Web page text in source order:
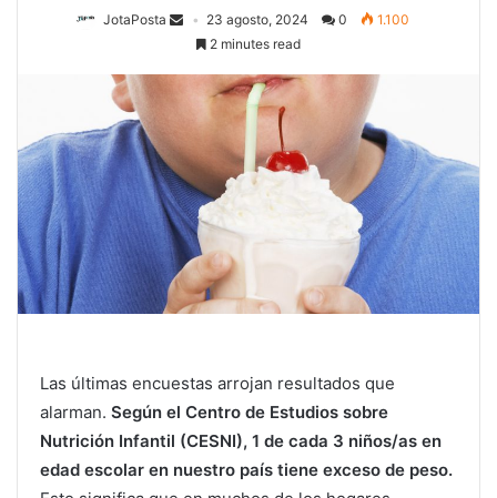
JotaPosta 23 agosto, 2024 0
1.100
2 minutes read
Las últimas encuestas arrojan resultados que
alarman. Según el Centro de Estudios sobre
Nutrición Infantil (CESNI), 1 de cada 3 niños/as en
edad escolar en nuestro país tiene exceso de peso.